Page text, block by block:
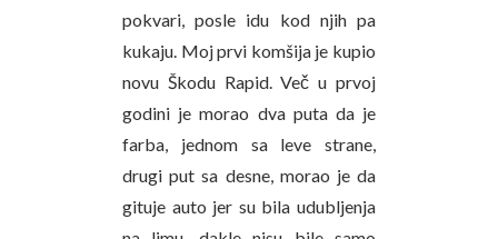
pokvari, posle idu kod njih pa
kukaju. Moj prvi komšija je kupio
novu Škodu Rapid. Več u prvoj
godini je morao dva puta da je
farba, jednom sa leve strane,
drugi put sa desne, morao je da
gituje auto jer su bila udubljenja